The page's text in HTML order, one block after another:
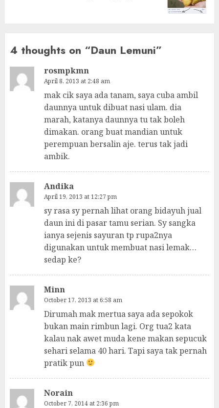
4 thoughts on “Daun Lemuni”
rosmpkmn
April 8, 2013 at 2:48 am
mak cik saya ada tanam, saya cuba ambil
daunnya untuk dibuat nasi ulam. dia
marah, katanya daunnya tu tak boleh
dimakan. orang buat mandian untuk
perempuan bersalin aje. terus tak jadi
ambik.
Andika
April 19, 2013 at 12:27 pm
sy rasa sy pernah lihat orang bidayuh jual
daun ini di pasar tamu serian. Sy sangka
ianya sejenis sayuran tp rupa2nya
digunakan untuk membuat nasi lemak…
sedap ke?
Minn
October 17, 2013 at 6:58 am
Dirumah mak mertua saya ada sepokok
bukan main rimbun lagi. Org tua2 kata
kalau nak awet muda kene makan sepucuk
sehari selama 40 hari. Tapi saya tak pernah
pratik pun
Norain
October 7, 2014 at 2:36 pm